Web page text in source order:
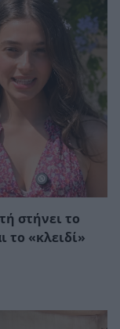
στήνει το
το «κλειδί»